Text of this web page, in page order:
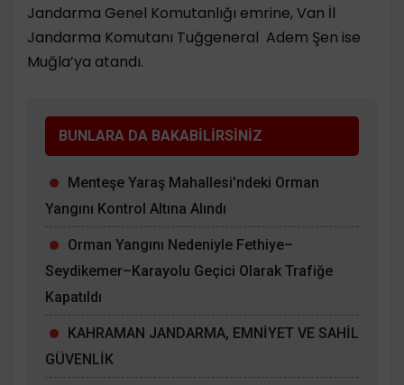
Jandarma Genel Komutanlığı emrine, Van İl
Jandarma Komutanı Tuğgeneral Adem Şen ise
Muğla’ya atandı.
BUNLARA DA BAKABİLİRSİNİZ
Menteşe Yaraş Mahallesi'ndeki Orman
Yangını Kontrol Altına Alındı
Orman Yangını Nedeniyle Fethiye–
Seydikemer–Karayolu Geçici Olarak Trafiğe
Kapatıldı
KAHRAMAN JANDARMA, EMNİYET VE SAHİL
GÜVENLİK